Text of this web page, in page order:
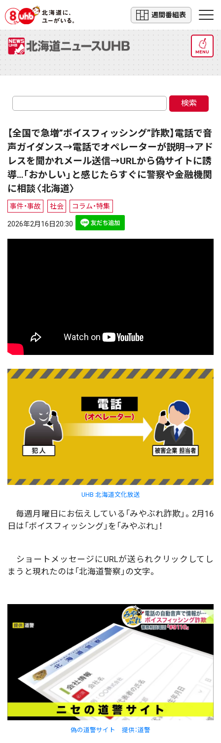
週間番組表
MENU
検索
【全国で急増”ボイスフィッシング”詐欺】電話で音
声ガイダンス→電話でオペレーターが説明→アド
レスを聞かれメール送信→URLから偽サイトに誘
導…「おかしい」と感じたらすぐに警察や金融機関
に相談〈北海道〉
事件・事故 社会 コラム・特集
2026年2月16日20:30
UHB 北海道文化放送
毎週月曜日にお伝えしている「みやぶれ詐欺」。2月16
日は「ボイスフィッシング」を「みやぶれ」！
ショートメッセージにURLが送られクリックしてし
まうと現れたのは「北海道警察」の文字。
偽の道警サイト 提供：道警